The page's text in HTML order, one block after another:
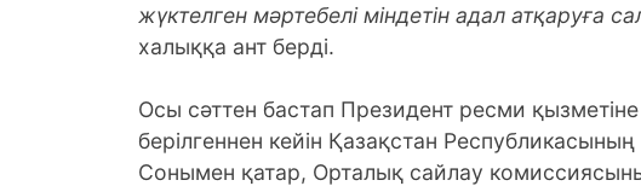
жүктелген мәртебелi мiндетiн адал атқаруға
халыққа ант берді.
Осы сәттен бастап Президент ресми
берiлгеннен кейiн Қазақстан
Сонымен қатар, Орталық сайлау